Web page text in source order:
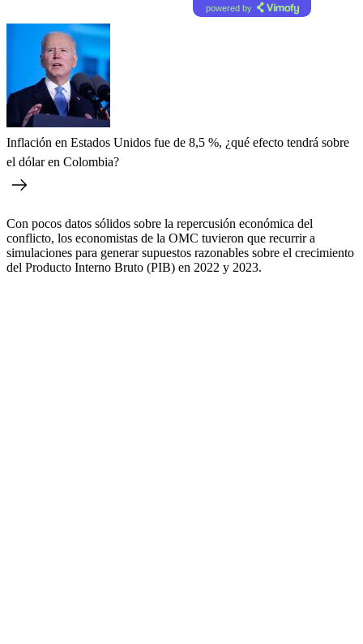
powered by
Inflación en Estados Unidos fue de 8,5 %, ¿qué efecto tendrá sobre
el dólar en Colombia?
Con pocos datos sólidos sobre la repercusión económica del
conflicto, los economistas de la OMC tuvieron que recurrir a
simulaciones para generar supuestos razonables sobre el crecimiento
del Producto Interno Bruto (PIB) en 2022 y 2023.